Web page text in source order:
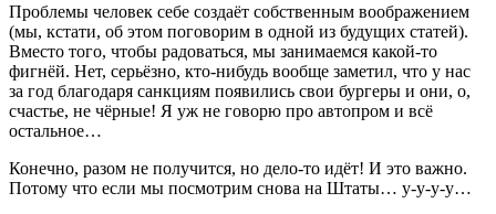
Проблемы человек себе создаёт собственным воображением
(мы, кстати, об этом поговорим в одной из будущих статей).
Вместо того, чтобы радоваться, мы занимаемся какой-то
фигнёй. Нет, серьёзно, кто-нибудь вообще заметил, что у нас
за год благодаря санкциям появились свои бургеры и они, о,
счастье, не чёрные! Я уж не говорю про автопром и всё
остальное…
Конечно, разом не получится, но дело-то идёт! И это важно.
Потому что если мы посмотрим снова на Штаты… у-у-у-у…